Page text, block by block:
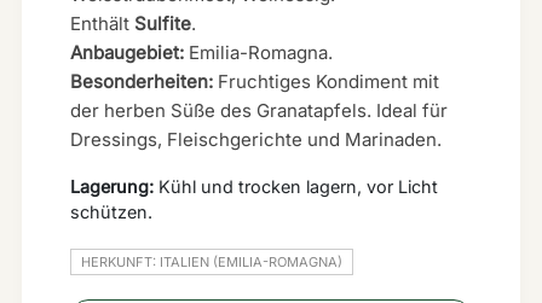
Enthält Sulfite.
Anbaugebiet: Emilia-Romagna.
Besonderheiten: Fruchtiges Kondiment mit
der herben Süße des Granatapfels. Ideal für
Dressings, Fleischgerichte und Marinaden.
Lagerung: Kühl und trocken lagern, vor Licht
schützen.
HERKUNFT: ITALIEN (EMILIA-ROMAGNA)